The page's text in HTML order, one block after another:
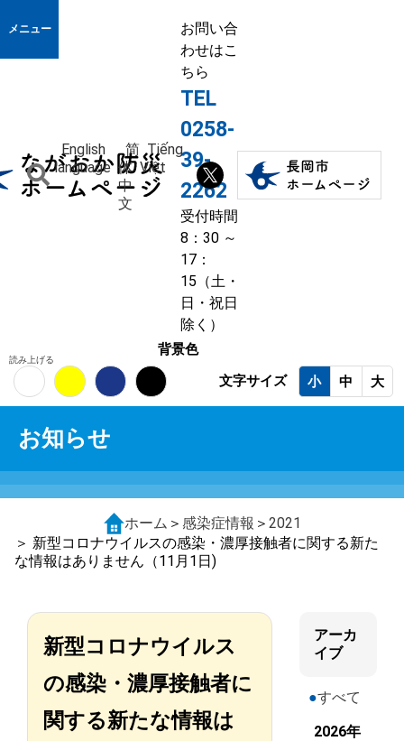
メニュー
お問い合
わせはこ
ちら
TEL
0258-
39-
2262
受付時間
8：30 ～
17：
15（土・
日・祝日
除く）
English
language
简
体
中
文
Tiếng
Việt
読み上げる
背景色
文字サイズ
小 中 大
お知らせ
ホーム ＞ 感染症情報 ＞ 2021
＞ 新型コロナウイルスの感染・濃厚接触者に関する新た
な情報はありません（11月1日)
新型コロナウイルス
の感染・濃厚接触者に
関する新たな情報は
アーカ
イブ
すべて
2026年